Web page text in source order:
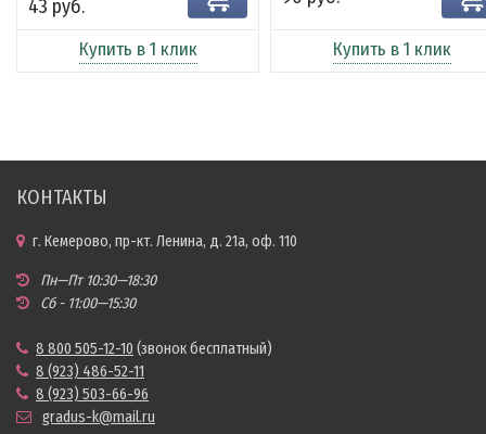
43 руб.
Купить в 1 клик Купить в 1 клик
КОНТАКТЫ
г. Кемерово, пр-кт. Ленина, д. 21а, оф. 110
Пн—Пт 10:30—18:30
Сб - 11:00—15:30
8 800 505-12-10 (звонок бесплатный)
8 (923) 486-52-11
8 (923) 503-66-96
gradus-k@mail.ru